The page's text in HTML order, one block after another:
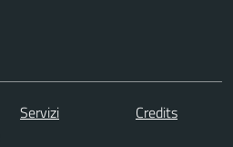
Servizi
Credits